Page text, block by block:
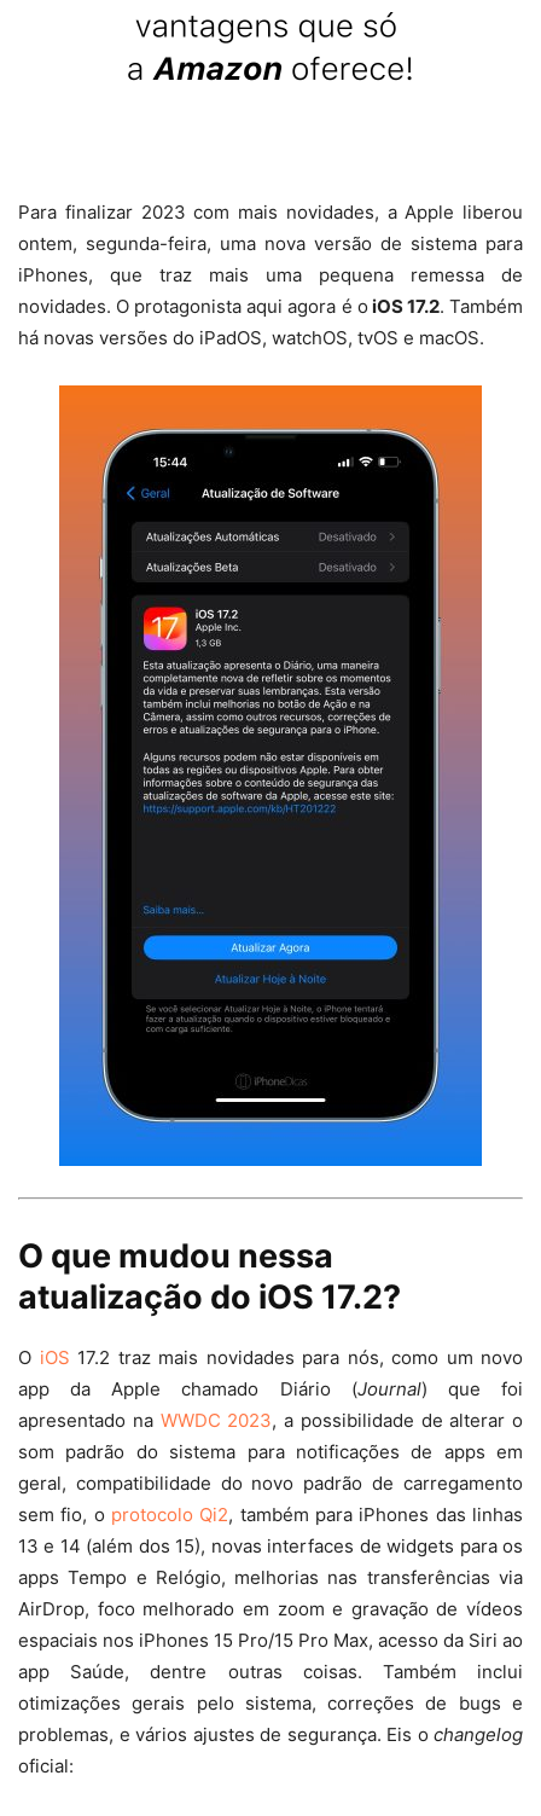
Para finalizar 2023 com mais novidades, a Apple liberou
ontem, segunda-feira, uma nova versão de sistema para
iPhones, que traz mais uma pequena remessa de
novidades. O protagonista aqui agora é o iOS 17.2. Também
há novas versões do iPadOS, watchOS, tvOS e macOS.
O que mudou nessa
atualização do iOS 17.2?
O iOS 17.2 traz mais novidades para nós, como um novo
app da Apple chamado Diário (Journal) que foi
apresentado na WWDC 2023, a possibilidade de alterar o
som padrão do sistema para notificações de apps em
geral, compatibilidade do novo padrão de carregamento
sem fio, o protocolo Qi2, também para iPhones das linhas
13 e 14 (além dos 15), novas interfaces de widgets para os
apps Tempo e Relógio, melhorias nas transferências via
AirDrop, foco melhorado em zoom e gravação de vídeos
espaciais nos iPhones 15 Pro/15 Pro Max, acesso da Siri ao
app Saúde, dentre outras coisas. Também inclui
otimizações gerais pelo sistema, correções de bugs e
problemas, e vários ajustes de segurança. Eis o changelog
oficial: